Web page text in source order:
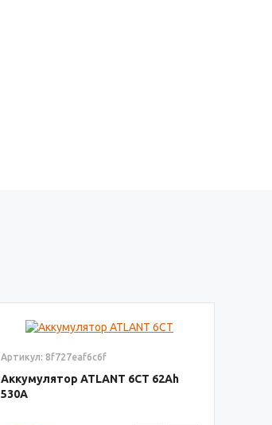
Артикул: 8f727eaf6c6f
Аккумулятор ATLANT 6СТ 62
530